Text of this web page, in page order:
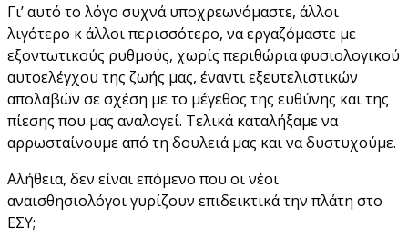
Γι’ αυτό το λόγο συχνά υποχρεωνόμαστε, άλλοι
λιγότερο κ άλλοι περισσότερο, να εργαζόμαστε με
εξοντωτικούς ρυθμούς, χωρίς περιθώρια φυσιολογικού
αυτοελέγχου της ζωής μας, έναντι εξευτελιστικών
απολαβών σε σχέση με το μέγεθος της ευθύνης και της
πίεσης που μας αναλογεί. Τελικά καταλήξαμε να
αρρωσταίνουμε από τη δουλειά μας και να δυστυχούμε.
Αλήθεια, δεν είναι επόμενο που οι νέοι
αναισθησιολόγοι γυρίζουν επιδεικτικά την πλάτη στο
ΕΣΥ;